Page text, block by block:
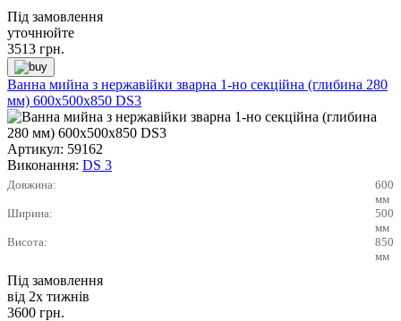
Під замовлення
уточнюйте
3513 грн.
Ванна мийна з нержавійки зварна 1-но секційна (глибина 280
мм) 600х500х850 DS3
Артикул: 59162
Виконання: DS 3
Довжина:
600
мм
Ширина:
500
мм
Висота:
850
мм
Під замовлення
від 2х тижнів
3600 грн.